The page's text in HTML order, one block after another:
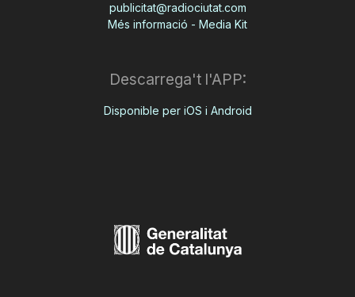
publicitat@radiociutat.com
Més informació - Media Kit
Descarrega't l'APP:
Disponible per iOS i Android